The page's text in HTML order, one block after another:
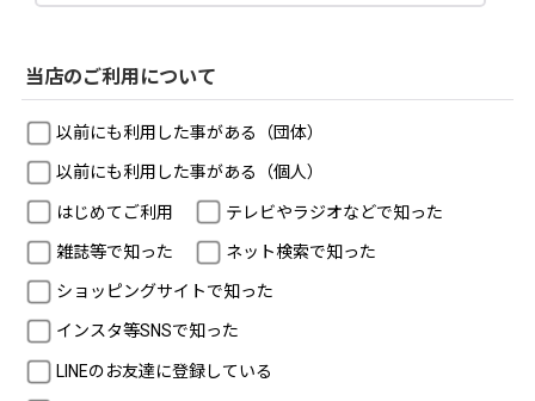
当店のご利用について
以前にも利用した事がある（団体）
以前にも利用した事がある（個人）
はじめてご利用 テレビやラジオなどで知った
雑誌等で知った ネット検索で知った
ショッピングサイトで知った
インスタ等SNSで知った
LINEのお友達に登録している